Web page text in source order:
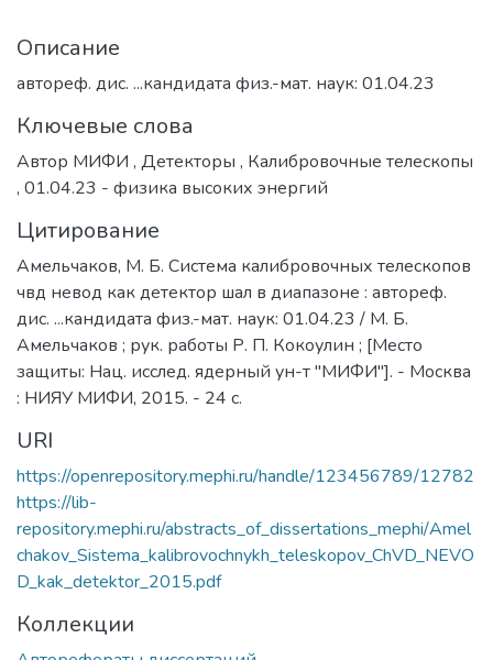
элементарных частиц, астрофизики и
космофизики.
Описание
автореф. дис. ...кандидата физ.-мат. наук: 01.04.23
Ключевые слова
Автор МИФИ , Детекторы , Калибровочные телескопы
, 01.04.23 - физика высоких энергий
Цитирование
Амельчаков, М. Б. Система калибровочных телескопов
чвд невод как детектор шал в диапазоне : автореф.
дис. ...кандидата физ.-мат. наук: 01.04.23 / М. Б.
Амельчаков ; рук. работы Р. П. Кокоулин ; [Место
защиты: Нац. исслед. ядерный ун-т "МИФИ"]. - Москва
: НИЯУ МИФИ, 2015. - 24 с.
URI
https://openrepository.mephi.ru/handle/123456789/12782
https://lib-
repository.mephi.ru/abstracts_of_dissertations_mephi/Amel
chakov_Sistema_kalibrovochnykh_teleskopov_ChVD_NEVO
D_kak_detektor_2015.pdf
Коллекции